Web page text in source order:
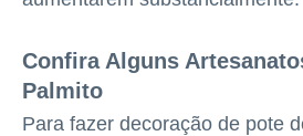
Confira Alguns
Palmito
Para fazer decoração de pote